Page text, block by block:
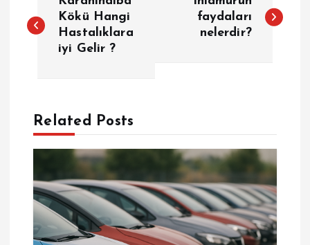
a
g
e
z
Kökü Hangi
Hastalıklara
iyi Gelir ?
faydaları
nelerdir?
Related Posts